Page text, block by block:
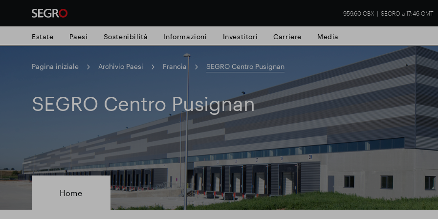
959.60 GBX SEGRO a 17:46 GMT
search
Search
Ricerca popolare
Responsabile SEGRO Slough proprietà commerciale Risultati finanziari
Parco intelligente
Estate Paesi Sostenibilità Informazioni Investitori Carriere Media
Pagina iniziale Archivio Paesi Francia SEGRO Centro Pusignan
SEGRO Centro Pusignan
Home